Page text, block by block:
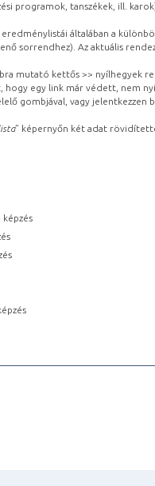
programok, tanszékek, ill.
általában a
sorrendhez). Az aktuális
mutató kettős >> nyílhegyek
egy link már védett, nem
gombjával, vagy
” képernyőn két adat
képzés